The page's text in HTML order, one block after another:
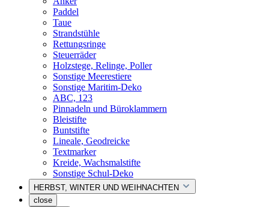
Paddel
Taue
Strandstühle
Rettungsringe
Steuerräder
Holzstege, Relinge, Poller
Sonstige Meerestiere
Sonstige Maritim-Deko
ABC, 123
Pinnadeln und Büroklammern
Bleistifte
Buntstifte
Lineale, Geodreicke
Textmarker
Kreide, Wachsmalstifte
Sonstige Schul-Deko
HERBST, WINTER UND WEIHNACHTEN
close